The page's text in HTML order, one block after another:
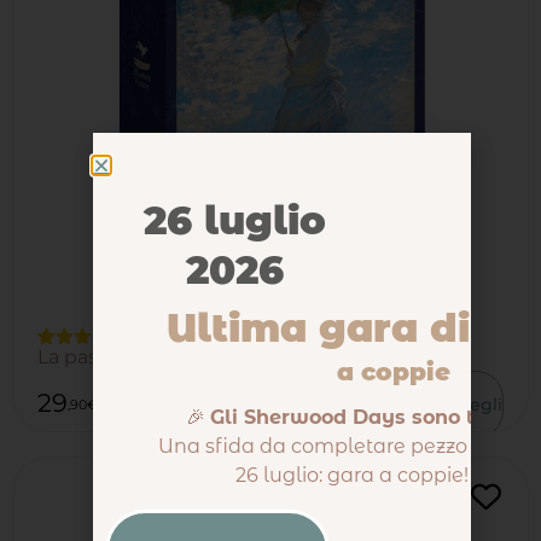
Valutato
su base
di
4
La passeggiata Monet puzzle d’arte
29,90€ Scegli
26 luglio
2026
Ultima gara di
a coppie
🎉Gli Sherwood Days sono tornati
Una sfida da completare pezzo dopo
26 luglio: gara a coppie! 🔍🧩